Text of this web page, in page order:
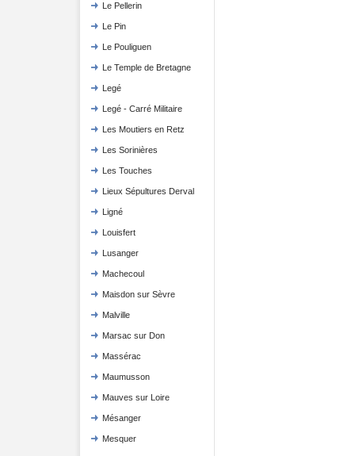
Le Pellerin
Le Pin
Le Pouliguen
Le Temple de Bretagne
Legé
Legé - Carré Militaire
Les Moutiers en Retz
Les Sorinières
Les Touches
Lieux Sépultures Derval
Ligné
Louisfert
Lusanger
Machecoul
Maisdon sur Sèvre
Malville
Marsac sur Don
Massérac
Maumusson
Mauves sur Loire
Mésanger
Mesquer